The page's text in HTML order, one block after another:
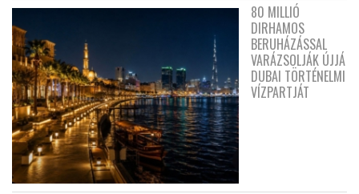
80 MILLIÓ
DIRHAMOS
BERUHÁZÁSSAL
VARÁZSOLJÁK ÚJJÁ
DUBAI TÖRTÉNELMI
VÍZPARTJÁT